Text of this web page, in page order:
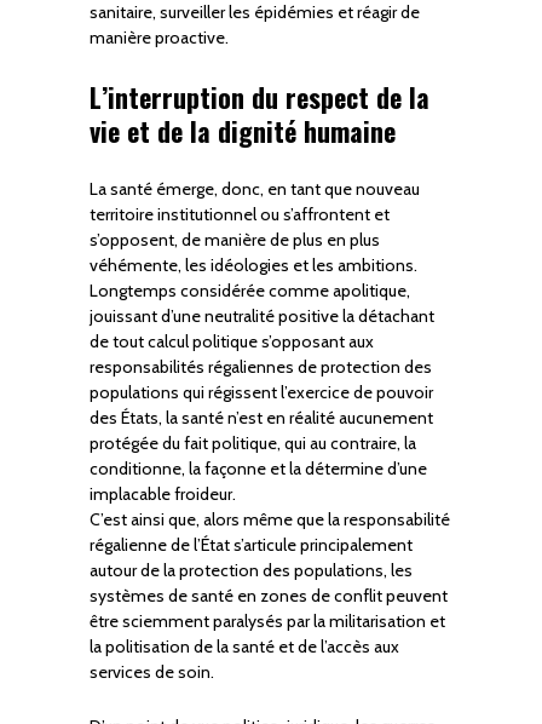
sanitaire, surveiller les épidémies et réagir de
manière proactive.
L’interruption du respect de la
vie et de la dignité humaine
La santé émerge, donc, en tant que nouveau
territoire institutionnel ou s’affrontent et
s’opposent, de manière de plus en plus
véhémente, les idéologies et les ambitions.
Longtemps considérée comme apolitique,
jouissant d’une neutralité positive la détachant
de tout calcul politique s’opposant aux
responsabilités régaliennes de protection des
populations qui régissent l’exercice de pouvoir
des États, la santé n’est en réalité aucunement
protégée du fait politique, qui au contraire, la
conditionne, la façonne et la détermine d’une
implacable froideur.
C’est ainsi que, alors même que la responsabilité
régalienne de l’État s’articule principalement
autour de la protection des populations, les
systèmes de santé en zones de conflit peuvent
être sciemment paralysés par la militarisation et
la politisation de la santé et de l’accès aux
services de soin.